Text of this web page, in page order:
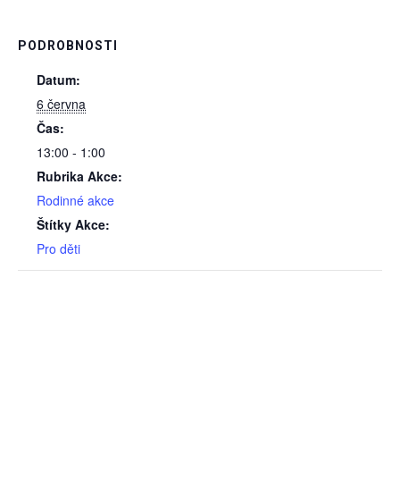
PODROBNOSTI
Datum:
6 června
Čas:
13:00 - 1:00
Rubrika Akce:
Rodinné akce
Štítky Akce:
Pro děti